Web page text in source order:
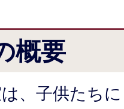
概要
、子供たち